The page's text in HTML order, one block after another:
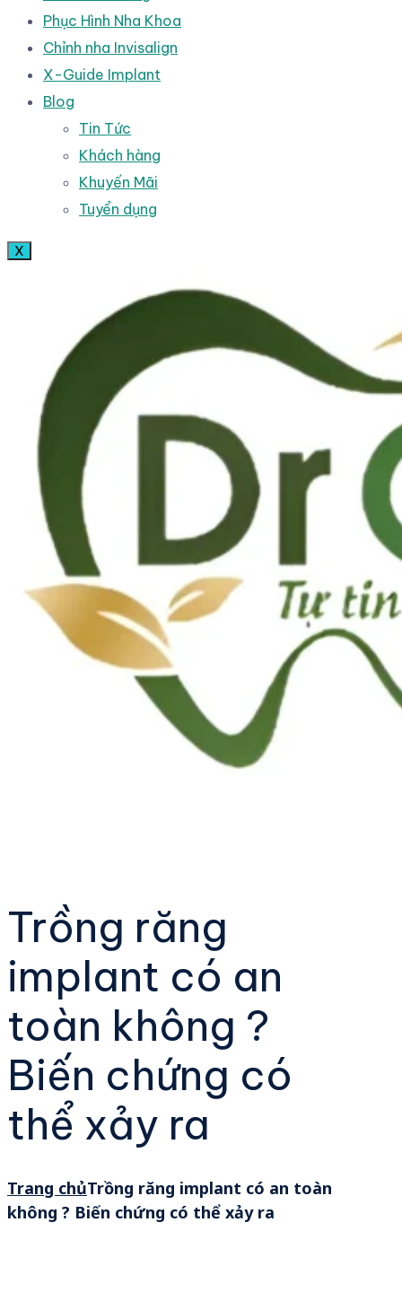
Phục Hình Nha Khoa
Chỉnh nha Invisalign
X-Guide Implant
Blog
Tin Tức
Khách hàng
Khuyến Mãi
Tuyển dụng
X
Trồng răng
implant có an
toàn không ?
Biến chứng có
thể xảy ra
Trang chủTrồng răng implant có an toàn
không ? Biến chứng có thể xảy ra